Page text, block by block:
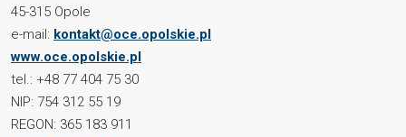
45-315 Opole
e-mail: kontakt@oce.opolskie.pl
www.oce.opolskie.pl
tel.: +48 77 404 75 30
NIP: 754 312 55 19
REGON: 365 183 911